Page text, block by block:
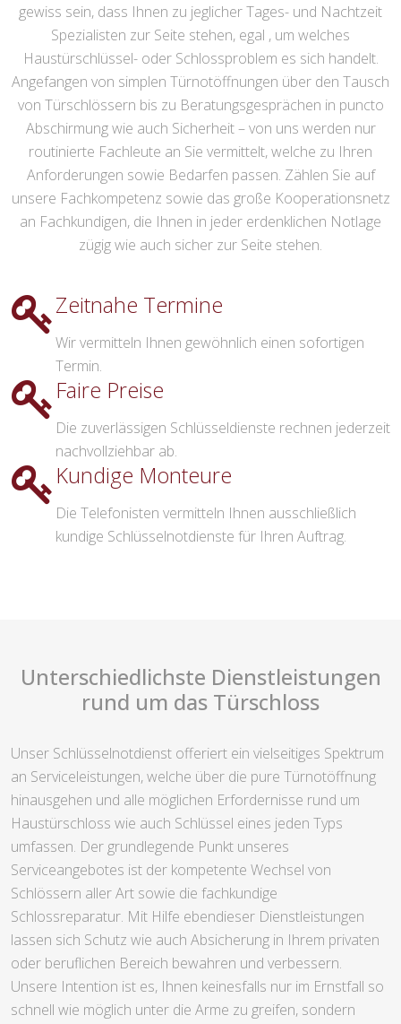
gewiss sein, dass Ihnen zu jeglicher Tages- und Nachtzeit
Spezialisten zur Seite stehen, egal , um welches
Haustürschlüssel- oder Schlossproblem es sich handelt.
Angefangen von simplen Türnotöffnungen über den Tausch
von Türschlössern bis zu Beratungsgesprächen in puncto
Abschirmung wie auch Sicherheit – von uns werden nur
routinierte Fachleute an Sie vermittelt, welche zu Ihren
Anforderungen sowie Bedarfen passen. Zählen Sie auf
unsere Fachkompetenz sowie das große Kooperationsnetz
an Fachkundigen, die Ihnen in jeder erdenklichen Notlage
zügig wie auch sicher zur Seite stehen.
Zeitnahe Termine
Wir vermitteln Ihnen gewöhnlich einen sofortigen
Termin.
Faire Preise
Die zuverlässigen Schlüsseldienste rechnen jederzeit
nachvollziehbar ab.
Kundige Monteure
Die Telefonisten vermitteln Ihnen ausschließlich
kundige Schlüsselnotdienste für Ihren Auftrag.
Unterschiedlichste Dienstleistungen
rund um das Türschloss
Unser Schlüsselnotdienst offeriert ein vielseitiges Spektrum
an Serviceleistungen, welche über die pure Türnotöffnung
hinausgehen und alle möglichen Erfordernisse rund um
Haustürschloss wie auch Schlüssel eines jeden Typs
umfassen. Der grundlegende Punkt unseres
Serviceangebotes ist der kompetente Wechsel von
Schlössern aller Art sowie die fachkundige
Schlossreparatur. Mit Hilfe ebendieser Dienstleistungen
lassen sich Schutz wie auch Absicherung in Ihrem privaten
oder beruflichen Bereich bewahren und verbessern.
Unsere Intention ist es, Ihnen keinesfalls nur im Ernstfall so
schnell wie möglich unter die Arme zu greifen, sondern